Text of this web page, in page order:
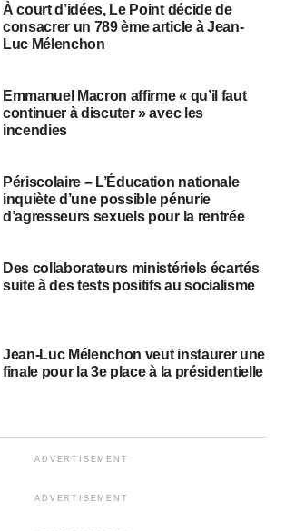
À court d’idées, Le Point décide de
consacrer un 789 ème article à Jean-
Luc Mélenchon
Emmanuel Macron affirme « qu’il faut
continuer à discuter » avec les
incendies
Périscolaire – L’Éducation nationale
inquiète d’une possible pénurie
d’agresseurs sexuels pour la rentrée
Des collaborateurs ministériels écartés
suite à des tests positifs au socialisme
Jean-Luc Mélenchon veut instaurer une
finale pour la 3e place à la présidentielle
ADVERTISEMENT
ADVERTISEMENT